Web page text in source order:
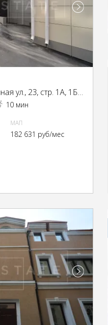
ЦАО, Новая Басманная ул., 23, стр. 1А, 1Б, 2, 4
10 мин
МАП
182 631 руб/мес